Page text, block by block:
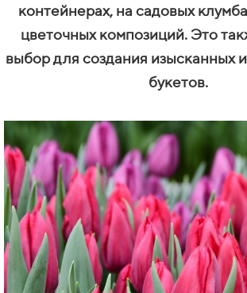
контейнерах, на садовых
цветочных композиций. Это
выбор для создания изысканных
букетов.